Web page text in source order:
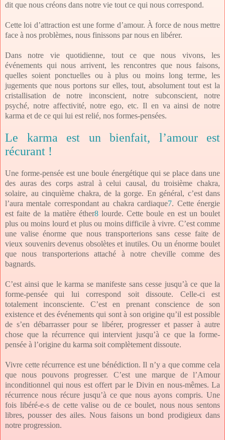
dit que nous créons dans notre vie tout ce qui nous correspond.
Cette loi d’attraction est une forme d’amour. À force de nous mettre
face à nos problèmes, nous finissons par nous en libérer.
Dans notre vie quotidienne, tout ce que nous vivons, les
événements qui nous arrivent, les rencontres que nous faisons,
quelles soient ponctuelles ou à plus ou moins long terme, les
jugements que nous portons sur elles, tout, absolument tout est la
cristallisation de notre inconscient, notre subconscient, notre
psyché, notre affectivité, notre ego, etc. Il en va ainsi de notre
karma et de ce qui lui est relié, nos formes-pensées.
Le karma est un bienfait, l’amour est
récurant !
Une forme-pensée est une boule énergétique qui se place dans une
des auras des corps astral à celui causal, du troisième chakra,
solaire, au cinquième chakra, de la gorge. En général, c’est dans
l’aura mentale correspondant au chakra cardiaque7. Cette énergie
est faite de la matière éther8lourde. Cette boule en est un boulet
plus ou moins lourd et plus ou moins difficile à vivre. C’est comme
une valise énorme que nous transporterions sans cesse faite de
vieux souvenirs devenus obsolètes et inutiles. Ou un énorme boulet
que nous transporterions attaché à notre cheville comme des
bagnards.
C’est ainsi que le karma se manifeste sans cesse jusqu’à ce que la
forme-pensée qui lui correspond soit dissoute. Celle-ci est
totalement inconsciente. C’est en prenant conscience de son
existence et des événements qui sont à son origine qu’il est possible
de s’en débarrasser pour se libérer, progresser et passer à autre
chose que la récurrence qui intervient jusqu’à ce que la forme-
pensée à l’origine du karma soit complètement dissoute.
Vivre cette récurrence est une bénédiction. Il n’y a que comme cela
que nous pouvons progresser. C’est une marque de l’Amour
inconditionnel qui nous est offert par le Divin en nous-mêmes. La
récurrence nous récure jusqu’à ce que nous ayons compris. Une
fois libéré-e-s de cette valise ou de ce boulet, nous nous sentons
libres, pousser des ailes. Nous faisons un bond prodigieux dans
notre progression.